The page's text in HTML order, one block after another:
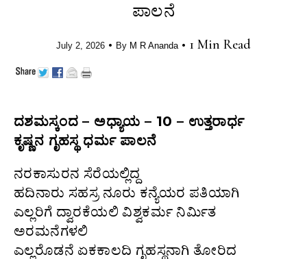
ಪಾಲನೆ
July 2, 2026 • By M R Ananda • 1 Min Read
ದಶಮಸ್ಕಂದ – ಅಧ್ಯಾಯ – 10 – ಉತ್ತರಾರ್ಧ
ಕೃಷ್ಣನ ಗೃಹಸ್ಥ ಧರ್ಮ ಪಾಲನೆ
ನರಕಾಸುರನ ಸೆರೆಯಲ್ಲಿದ್ದ
ಹದಿನಾರು ಸಹಸ್ರ ನೂರು ಕನ್ಯೆಯರ ಪತಿಯಾಗಿ
ಎಲ್ಲರಿಗೆ ದ್ವಾರಕೆಯಲಿ ವಿಶ್ವಕರ್ಮ ನಿರ್ಮಿತ
ಅರಮನೆಗಳಲಿ
ಎಲ್ಲರೊಡನೆ ಏಕಕಾಲದಿ ಗೃಹಸ್ಥನಾಗಿ ತೋರಿದ